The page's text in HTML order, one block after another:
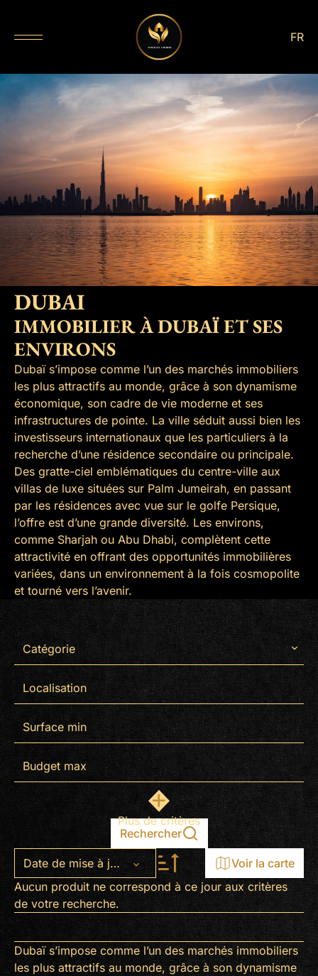
FR
DUBAI
IMMOBILIER À DUBAÏ ET SES
ENVIRONS
Dubaï s’impose comme l’un des marchés immobiliers
les plus attractifs au monde, grâce à son dynamisme
économique, son cadre de vie moderne et ses
infrastructures de pointe. La ville séduit aussi bien les
investisseurs internationaux que les particuliers à la
recherche d’une résidence secondaire ou principale.
Des gratte-ciel emblématiques du centre-ville aux
villas de luxe situées sur Palm Jumeirah, en passant
par les résidences avec vue sur le golfe Persique,
l’offre est d’une grande diversité. Les environs,
comme Sharjah ou Abu Dhabi, complètent cette
attractivité en offrant des opportunités immobilières
variées, dans un environnement à la fois cosmopolite
et tourné vers l’avenir.
Catégorie
Localisation
Plus de critères
Rechercher
Date de mise à jour
Voir la carte
Aucun produit ne correspond à ce jour aux critères
de votre recherche.
+
−
Dubaï s’impose comme l’un des marchés immobiliers
les plus attractifs au monde, grâce à son dynamisme